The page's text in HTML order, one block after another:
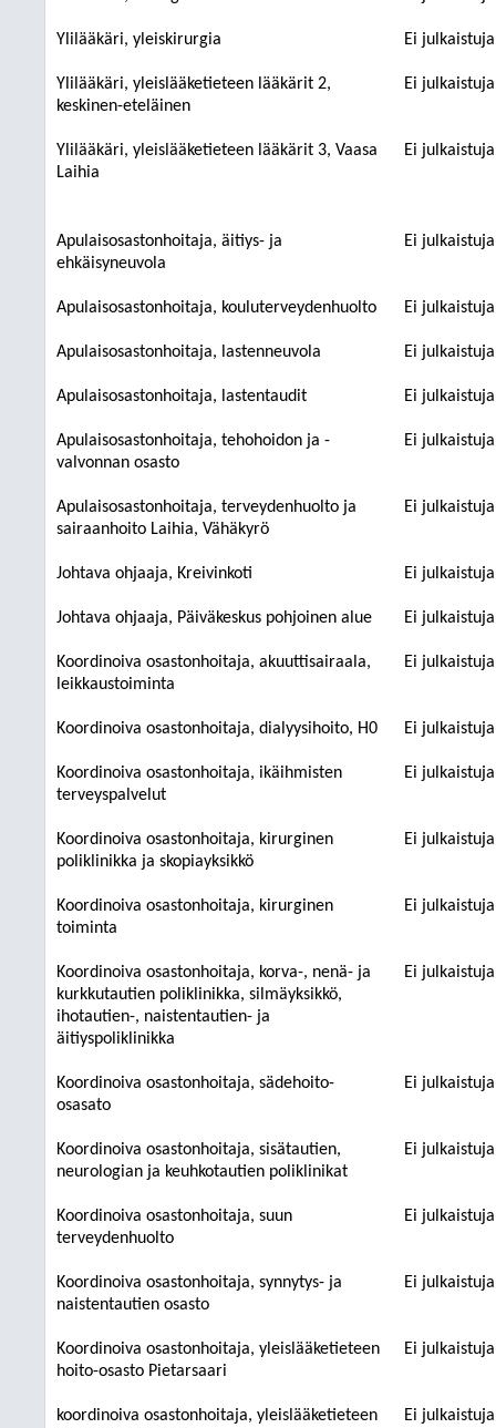
Ylilääkäri, yleiskirurgia Ei
Ylilääkäri, yleislääketieteen lääkärit 2,
keskinen-eteläinen
Ei
Ylilääkäri, yleislääketieteen lääkärit 3, Vaasa
Laihia
Ei
Apulaisosastonhoitaja, äitiys- ja
ehkäisyneuvola
Ei
Apulaisosastonhoitaja, kouluterveydenhuolto Ei
Apulaisosastonhoitaja, lastenneuvola Ei
Apulaisosastonhoitaja, lastentaudit Ei
Apulaisosastonhoitaja, tehohoidon ja -
valvonnan osasto
Ei
Apulaisosastonhoitaja, terveydenhuolto ja
sairaanhoito Laihia, Vähäkyrö
Ei
Johtava ohjaaja, Kreivinkoti Ei
Johtava ohjaaja, Päiväkeskus pohjoinen alue Ei
Koordinoiva osastonhoitaja, akuuttisairaala,
leikkaustoiminta
Ei
Koordinoiva osastonhoitaja, dialyysihoito, H0 Ei
Koordinoiva osastonhoitaja, ikäihmisten
terveyspalvelut
Ei
Koordinoiva osastonhoitaja, kirurginen
poliklinikka ja skopiayksikkö
Ei
Koordinoiva osastonhoitaja, kirurginen
toiminta
Ei
Koordinoiva osastonhoitaja, korva-, nenä- ja
kurkkutautien poliklinikka, silmäyksikkö,
ihotautien-, naistentautien- ja
äitiyspoliklinikka
Ei
Koordinoiva osastonhoitaja, sädehoito-
osasato
Ei
Koordinoiva osastonhoitaja, sisätautien,
neurologian ja keuhkotautien poliklinikat
Ei
Koordinoiva osastonhoitaja, suun
terveydenhuolto
Ei
Koordinoiva osastonhoitaja, synnytys- ja
naistentautien osasto
Ei
Koordinoiva osastonhoitaja, yleislääketieteen
hoito-osasto Pietarsaari
Ei
koordinoiva osastonhoitaja, yleislääketieteen
Ei